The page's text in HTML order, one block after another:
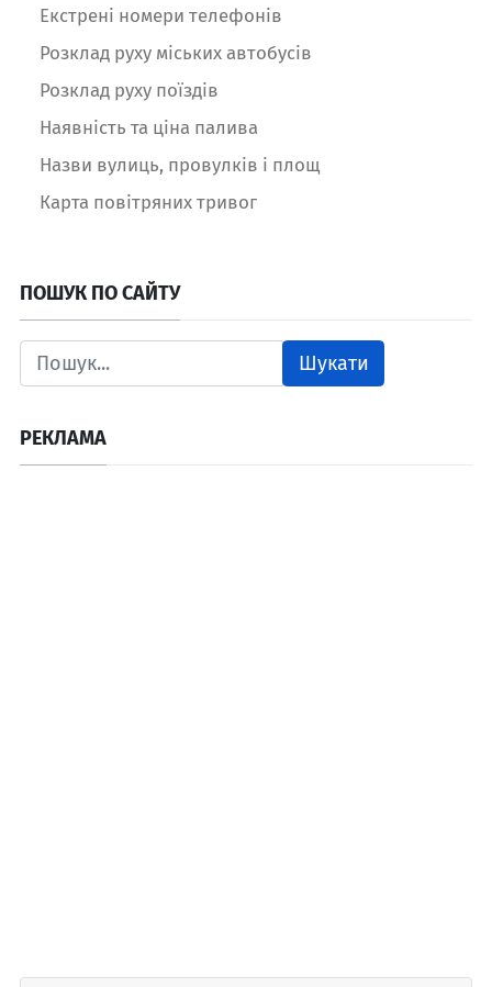
Екстрені номери телефонів
Розклад руху міських автобусів
Розклад руху поїздів
Наявність та ціна палива
Назви вулиць, провулків і площ
Карта повітряних тривог
ПОШУК ПО САЙТУ
Шукати
РЕКЛАМА